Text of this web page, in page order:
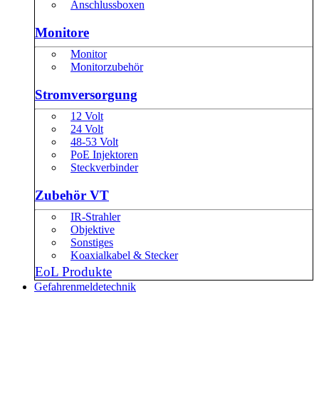
Anschlussboxen
Monitore
Monitor
Monitorzubehör
Stromversorgung
12 Volt
24 Volt
48-53 Volt
PoE Injektoren
Steckverbinder
Zubehör VT
IR-Strahler
Objektive
Sonstiges
Koaxialkabel & Stecker
EoL Produkte
Gefahrenmeldetechnik